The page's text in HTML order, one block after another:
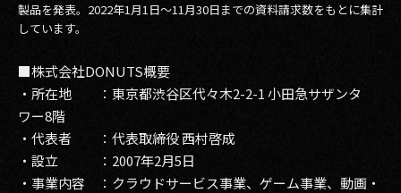
製品を発表。2022年1月1日～11月30日までの資料請求数をもとに集計
しています。
■株式会社DONUTS概要
・所在地 ：東京都渋谷区代々木2-2-1 小田急サザンタ
ワー8階
・代表者 ：代表取締役 西村啓成
・設立 ：2007年2月5日
・事業内容 ：クラウドサービス事業、ゲーム事業、動画・